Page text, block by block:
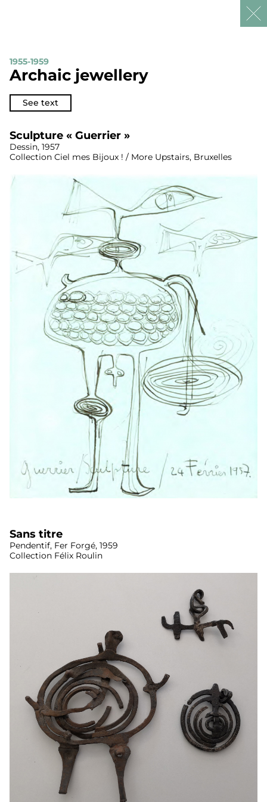
Skip
content
1955-1959
Archaic jewellery
See text
Sculpture « Guerrier »
Dessin, 1957
Collection Ciel mes Bijoux ! / More Upstairs, Bruxelles
Sans titre
Pendentif, Fer Forgé, 1959
Collection Félix Roulin